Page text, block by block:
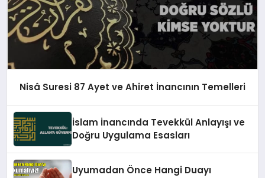
Nisâ Suresi 87 Ayet ve Ahiret İnancının Temelleri
İslam İnancında Tevekkül Anlayışı ve
Doğru Uygulama Esasları
Uyumadan Önce Hangi Duayı